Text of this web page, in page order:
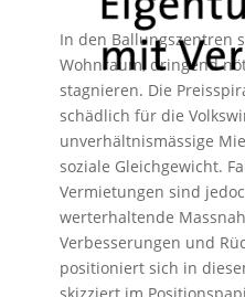
In den Ballungszentren
Wohnraum, dringend
stagnieren. Die
schädlich für die
unverhältnismässige
soziale Gleichgewicht.
Vermietungen sind
werterhaltende
Verbesserungen und
positioniert sich in